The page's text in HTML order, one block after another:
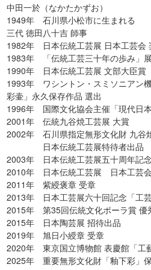
中田一於（なかたかずお）
1949年 石川県小松市に生まれる
三代 徳田八十吉 師事
1982年 日本伝統工芸展 日本工芸会
1983年 「伝統工芸三十年の歩み」
1990年 日本伝統工芸展 文部大臣賞
1993年 ワシントン・スミソニアン
彩壷」永久保存作品 選出
1996年 国際文化協会主催「現代日
2001年 伝統九谷焼工芸展 大賞
2002年 石川県指定無形文化財 九谷
日本伝統工芸展特待者出品
2003年 日本伝統工芸展五十周年記念
2010年 日本伝統工芸展 日本工芸
2011年 紫綬褒章 受章
2013年 日本工芸展六十回記念「工芸
2015年 第35回伝統文化ポーラ賞 優
2015年 日本陶芸展 招待出品
2019年 旭日小綬章 受章
2020年 東京国立博物館 表慶館「工
2025年 重要無形文化財「釉下彩」